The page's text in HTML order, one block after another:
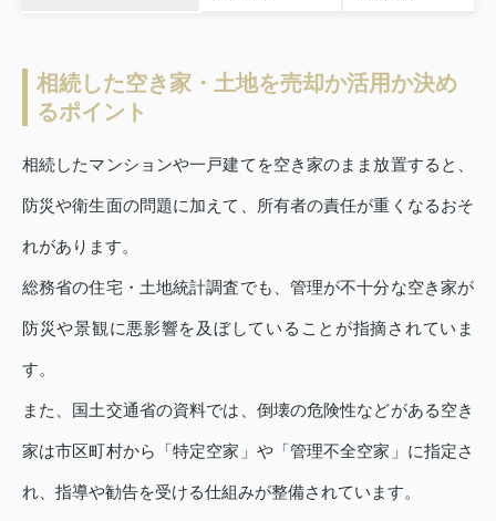
相続した空き家・土地を売却か活用か決め
るポイント
相続したマンションや一戸建てを空き家のまま放置すると、
防災や衛生面の問題に加えて、所有者の責任が重くなるおそ
れがあります。
総務省の住宅・土地統計調査でも、管理が不十分な空き家が
防災や景観に悪影響を及ぼしていることが指摘されていま
す。
また、国土交通省の資料では、倒壊の危険性などがある空き
家は市区町村から「特定空家」や「管理不全空家」に指定さ
れ、指導や勧告を受ける仕組みが整備されています。